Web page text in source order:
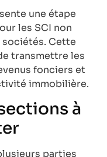
une étape
les SCI non
sociétés. Cette
transmettre les
fonciers et
immobilière.
à
parties